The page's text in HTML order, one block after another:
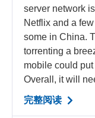
server network
Netflix and a
some in China.
torrenting a
mobile could
Overall, it will
完整阅读